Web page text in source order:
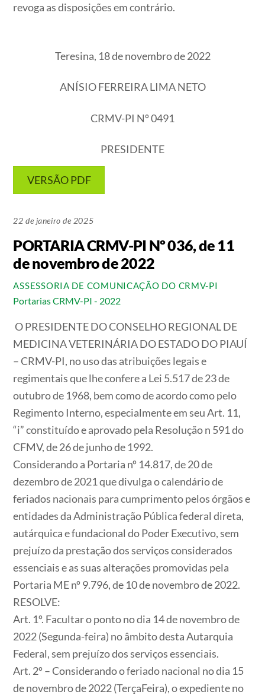
revoga as disposições em contrário.
Teresina, 18 de novembro de 2022
ANÍSIO FERREIRA LIMA NETO
CRMV-PI Nº 0491
PRESIDENTE
VERSÃO PDF
22 de janeiro de 2025
PORTARIA CRMV-PI Nº 036, de 11
de novembro de 2022
ASSESSORIA DE COMUNICAÇÃO DO CRMV-PI
Portarias CRMV-PI - 2022
OPRESIDENTE DO CONSELHO REGIONAL DE
MEDICINA VETERINÁRIA DO ESTADO DO PIAUÍ
– CRMV-PI, no uso das atribuições legais e
regimentais que lhe confere a Lei 5.517 de 23 de
outubro de 1968, bem como de acordo como pelo
Regimento Interno, especialmente em seu Art. 11,
“i” constituído e aprovado pela Resolução n 591 do
CFMV, de 26 de junho de 1992.
Considerando a Portaria nº 14.817, de 20 de
dezembro de 2021 que divulga o calendário de
feriados nacionais para cumprimento pelos órgãos e
entidades da Administração Pública federal direta,
autárquica e fundacional do Poder Executivo, sem
prejuízo da prestação dos serviçosconsiderados
essenciais e as suas alterações promovidas pela
Portaria ME nº 9.796, de 10 de novembro de 2022.
RESOLVE:
Art. 1º. Facultar o ponto no dia 14 de novembro de
2022 (Segunda-feira) no âmbito desta Autarquia
Federal, sem prejuízo dos serviços essenciais.
Art. 2º – Considerando o feriado nacional no dia 15
de novembro de 2022 (TerçaFeira),o expediente no